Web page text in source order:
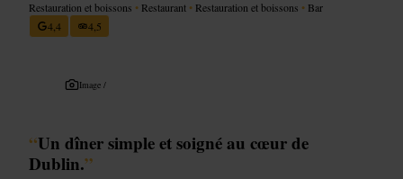
Restauration et boissons • Restaurant • Restauration et boissons • Bar
4,4
4,5
Image /
“Un dîner simple et soigné au cœur de
Dublin.”